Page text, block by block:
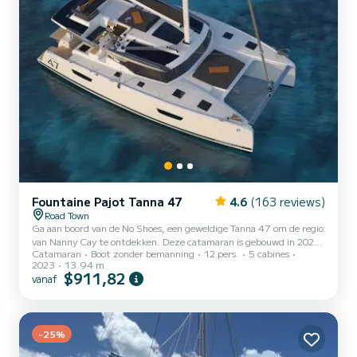
Fountaine Pajot Tanna 47 4.6 (163 reviews)
Road Town
Ga aan boord van de No Shoes, een geweldige Tanna 47 om de regio
van Nanny Cay te ontdekken. Deze catamaran is gebouwd in 2023
om volledig comfort en prestaties op zee te garanderen. De boot
heeft 5 hutten met totaal comfort en een capaciteit van 12
passagiers. Met een totale lengte van 14 meter en 120 pk, zal het
Shoes 5 toiletten met een douche Deze boot is uitgerust me...
Catamaran Boot zonder bemanning 12 pers.
5 cabines
2023
13.94 m
vanaf $911,82
-25%